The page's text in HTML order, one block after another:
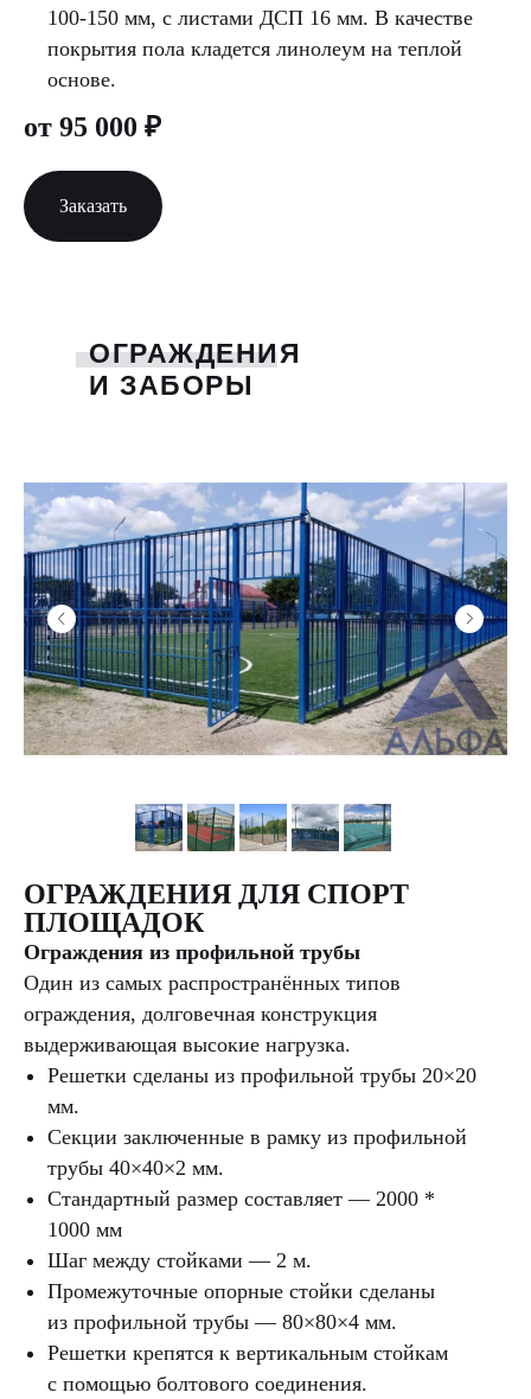
100-150 мм, с листами ДСП 16 мм. В качестве
покрытия пола кладется линолеум на теплой
основе.
от 95 000 ₽
Заказать‍
ОГРАЖДЕНИЯ
И ЗАБОРЫ
ОГРАЖДЕНИЯ ДЛЯ СПОРТ
ПЛОЩАДОК
Ограждения из профильной трубы
Один из самых распространённых типов
ограждения, долговечная конструкция
выдерживающая высокие нагрузка.
Решетки сделаны из профильной трубы 20×20
мм.
Секции заключенные в рамку из профильной
трубы 40×40×2 мм.
Стандартный размер составляет — 2000 *
1000 мм
Шаг между стойками — 2 м.
Промежуточные опорные стойки сделаны
из профильной трубы — 80×80×4 мм.
Решетки крепятся к вертикальным стойкам
с помощью болтового соединения.